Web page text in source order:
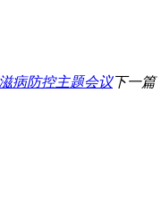
病防控主题会议下一篇